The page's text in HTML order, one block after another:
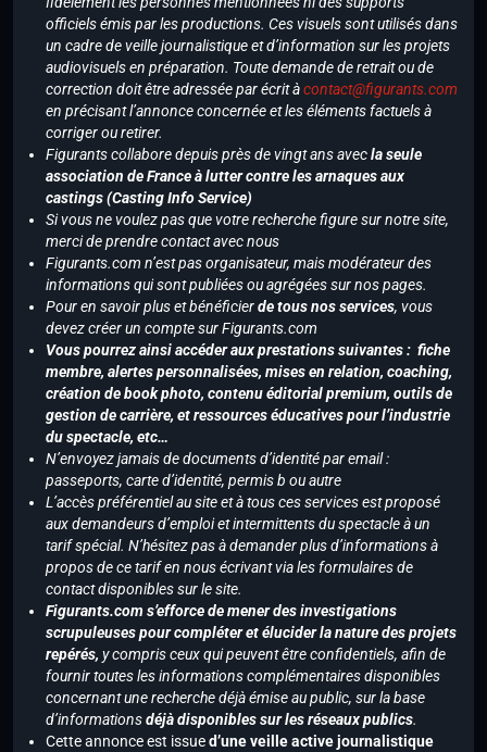
officiels émis par les productions. Ces visuels sont utilisés dans
un cadre de veille journalistique et d’information sur les projets
audiovisuels en préparation. Toute demande de retrait ou de
correction doit être adressée par écrit àcontact@figurants.com
en précisant l’annonce concernée et les éléments factuels à
corriger ou retirer.
Figurants collabore depuis près de vingt ans avecla seule
association de France à lutter contre les arnaques aux
castings (Casting Info Service)
Si vous ne voulez pas que votre recherche figure sur notre site,
merci de prendre contact avec nous
Figurants.com n’est pas organisateur, mais modérateur des
informations qui sont publiées ou agrégées sur nos pages.
Pour en savoir plus et bénéficierde tous nos services, vous
devez créer un compte sur Figurants.com
Vous pourrez ainsi accéder aux prestations suivantes : fiche
membre, alertes personnalisées, mises en relation, coaching,
création de book photo, contenu éditorial premium, outils de
gestion de carrière, et ressources éducatives pour l’industrie
du spectacle, etc…
N’envoyez jamais de documents d’identité par email :
passeports, carte d’identité, permis b ou autre
L’accès préférentiel au site et à tous ces services est proposé
aux demandeurs d’emploi et intermittents du spectacle à un
tarif spécial. N’hésitez pas à demander plus d’informations à
propos de ce tarif en nous écrivant via les formulaires de
contact disponibles sur le site.
Figurants.com s’efforce de mener des investigations
scrupuleuses pour compléter et élucider la nature des projets
repérés, y compris ceux qui peuvent être confidentiels, afin de
fournir toutes les informations complémentaires disponibles
concernant une recherche déjà émise au public, sur la base
d’informationsdéjà disponibles sur les réseaux publics.
Cette annonce est issued’une veille active journalistique